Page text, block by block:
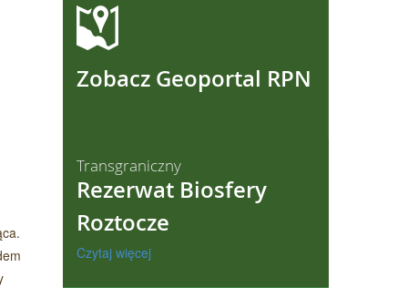
Zobacz Geoportal RPN
Transgraniczny
Rezerwat Biosfery
Roztocze
Czytaj więcej